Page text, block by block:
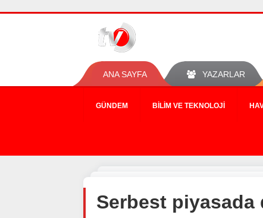
ANA SAYFA YAZARLAR
GÜNDEM BILIM VE TEKNOLOJI
Serbest piyasada